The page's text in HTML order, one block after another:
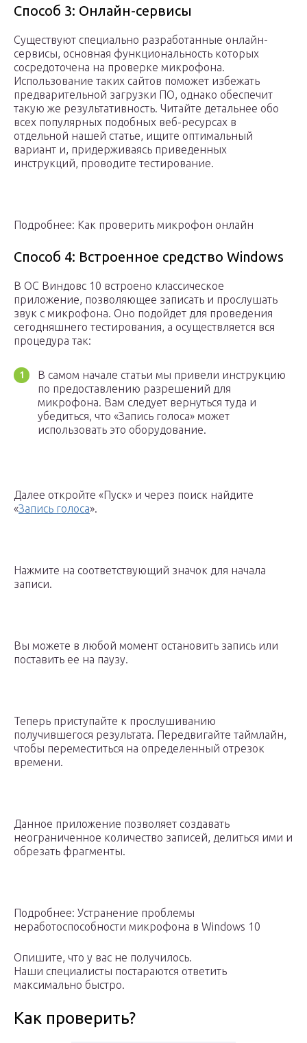
Способ 3: Онлайн-сервисы
Существуют специально разработанные онлайн-
сервисы, основная функциональность которых
сосредоточена на проверке микрофона.
Использование таких сайтов поможет избежать
предварительной загрузки ПО, однако обеспечит
такую же результативность. Читайте детальнее обо
всех популярных подобных веб-ресурсах в
отдельной нашей статье, ищите оптимальный
вариант и, придерживаясь приведенных
инструкций, проводите тестирование.
Подробнее: Как проверить микрофон онлайн
Способ 4: Встроенное средство Windows
В ОС Виндовс 10 встроено классическое
приложение, позволяющее записать и прослушать
звук с микрофона. Оно подойдет для проведения
сегодняшнего тестирования, а осуществляется вся
процедура так:
В самом начале статьи мы привели инструкцию
по предоставлению разрешений для
микрофона. Вам следует вернуться туда и
убедиться, что «Запись голоса» может
использовать это оборудование.
Далее откройте «Пуск» и через поиск найдите
«Запись голоса».
Нажмите на соответствующий значок для начала
записи.
Вы можете в любой момент остановить запись или
поставить ее на паузу.
Теперь приступайте к прослушиванию
получившегося результата. Передвигайте таймлайн,
чтобы переместиться на определенный отрезок
времени.
Данное приложение позволяет создавать
неограниченное количество записей, делиться ими и
обрезать фрагменты.
Подробнее: Устранение проблемы
неработоспособности микрофона в Windows 10
Опишите, что у вас не получилось.
Наши специалисты постараются ответить
максимально быстро.
Как проверить?